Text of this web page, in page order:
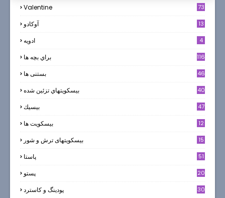
Valentine 73
آوکادو 13
ادويه 4
براي بچه ها 116
بستنی ها 46
بيسكويتهاي تزئين شده 40
بيسيك 47
بیسکویت ها
12
بیسکویتهای ترش و شور 15
پاستا 51
پستو 20
پودینگ و کاسترد 30